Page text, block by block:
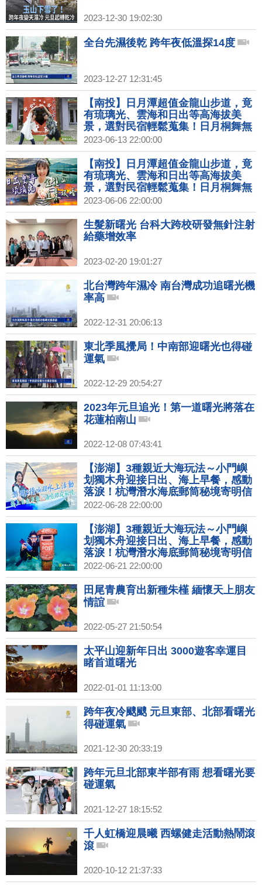
2023-12-30 19:02:30
全台先濕後乾 跨年夜低溫探14度
2023-12-27 12:31:45
【南投】日月潭超值金龍山步道，竟
有琉璃光、雲海和日出等高海拔美
景，選對民宿輕鬆蒐集！日月桐舞無
菜單料理、桐花步道賞螢還有曙光早
餐；新景點～10大最美農會之日月潭
紅茶館！追夕陽推薦～日月潭文武
廟！｜1000步的繽紛台灣(442)預告
2023-06-13 22:00:00
【南投】日月潭超值金龍山步道，竟
有琉璃光、雲海和日出等高海拔美
景，選對民宿輕鬆蒐集！日月桐舞無
菜單料理、桐花步道賞螢還有曙光早
餐；新景點～10大最美農會之日月潭
紅茶館！追夕陽推薦～日月潭文武
廟！｜1000步的繽紛台灣(442)
2023-06-06 22:00:00
生髮新曙光 台科大跨校研發無針注射
給藥增效率
2023-02-20 19:01:27
北台灣跨年濕冷 南台灣成功追曙光機
率高
2022-12-31 20:06:13
東北季風攪局！中南部迎曙光也得碰
運氣
2022-12-29 20:54:27
2023年元旦追光！第一道曙光將落在
花蓮柏南山
2022-12-08 07:43:41
【澎湖】3種親近大海玩法～小門嶼
划獨木舟迎接日出、海上早餐，感動
落淚！杭灣潛水海底郵筒秘境寄明信
片，種珊瑚為海洋保育盡份心力；紅
羅村體驗「抱礅」古法捕魚，跟著匠
師修復石滬，還有魚灶煮小管！｜
1000步的繽紛台灣(415)
2022-06-28 22:00:00
【澎湖】3種親近大海玩法～小門嶼
划獨木舟迎接日出、海上早餐，感動
落淚！杭灣潛水海底郵筒秘境寄明信
片，種珊瑚為海洋保育盡份心力；紅
羅村體驗「抱礅」古法捕魚，跟著匠
師修復石滬，還有魚灶煮小管！｜
1000步的繽紛台灣(415)預告
2022-06-21 22:00:00
田尾青農育出新種朱槿 緬懷天上朋友
情誼
2022-05-27 21:50:54
太平山迎新年日出 3000遊客幸運目
睹首道曙光
2022-01-01 11:13:00
跨年夜冷颼颼 元旦東部、北部看曙光
得碰運氣
2021-12-30 20:33:19
跨年元旦北部東半部有雨 想看曙光要
碰運氣
2021-12-27 18:15:52
千人虹橋迎晨曦 西螺健走活動熱鬧滾
滾
2020-10-12 21:37:33